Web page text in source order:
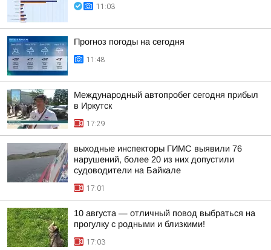
11:03
Прогноз погоды на сегодня
11:48
Международный автопробег сегодня прибыл
в Иркутск
17:29
выходные инспекторы ГИМС выявили 76
нарушений, более 20 из них допустили
судоводители на Байкале
17:01
10 августа — отличный повод выбраться на
прогулку с родными и близкими!
17:03